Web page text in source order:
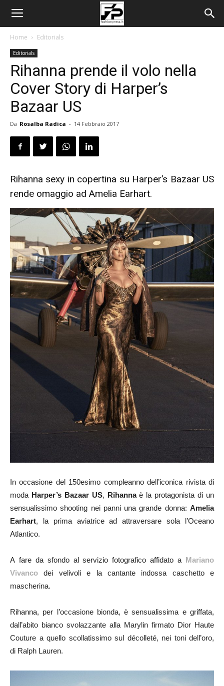
Home Editorials
Editorials
Rihanna prende il volo nella
Cover Story di Harper’s
Bazaar US
Da Rosalba Radica - 14 Febbraio 2017
Rihanna sexy in copertina su Harper’s Bazaar US
rende omaggio ad Amelia Earhart.
In occasione del 150esimo compleanno dell’iconica rivista di
moda Harper’s Bazaar US, Rihannaè la protagonista di un
sensualissimo shooting nei panni una grande donna: Amelia
Earhart, la prima aviatrice ad attraversare sola l’Oceano
Atlantico.
A fare da sfondo al servizio fotografico affidato a Mariano
Vivanco dei velivoli e la cantante indossa caschetto e
mascherina.
Rihanna, per l’occasione bionda, è sensualissima e griffata,
dall’abito bianco svolazzante alla Marylin firmato Dior Haute
Couture a quello scollatissimo sul décolleté, nei toni dell’oro,
di Ralph Lauren.